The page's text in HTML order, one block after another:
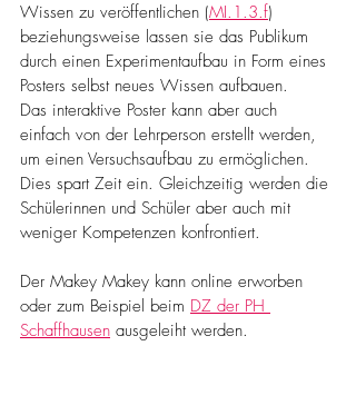
Wissen zu veröffentlichen (MI.1.3.f)
beziehungsweise lassen sie das Publikum
durch einen Experimentaufbau in Form eines
Posters selbst neues Wissen aufbauen.
Das interaktive Poster kann aber auch
einfach von der Lehrperson erstellt werden,
um einen Versuchsaufbau zu ermöglichen.
Dies spart Zeit ein. Gleichzeitig werden die
Schülerinnen und Schüler aber auch mit
weniger Kompetenzen konfrontiert.
Der Makey Makey kann online erworben
oder zum Beispiel beim DZ der PH
Schaffhausen ausgeleiht werden.